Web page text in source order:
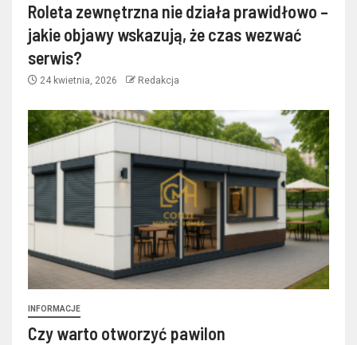
Roleta zewnętrzna nie działa prawidłowo –
jakie objawy wskazują, że czas wezwać
serwis?
24 kwietnia, 2026 Redakcja
INFORMACJE
Czy warto otworzyć pawilon